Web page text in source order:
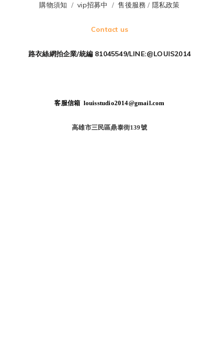
購物須知 /vip招募中 /售後服務 / 隱私政策
Contact us
路衣絲網拍企業/統編 81045549/LINE:@LOUIS2014
客服信箱 louisstudio2014@gmail.com
高雄市三民區鼎泰街139號